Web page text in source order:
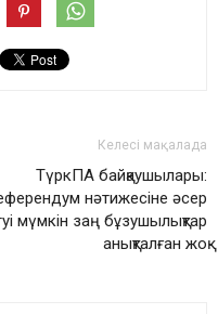
Келесі мақалада
ТүркПА байқаушылары:
нәтижесіне әсер
мүмкін заң бұзушылықтар
анықталған жоқ